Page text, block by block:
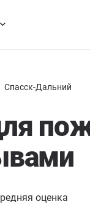
Спасск-Дальний
оценка